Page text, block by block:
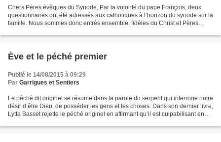
Chers Pères évêques du Synode, Par la volonté du pape François, deux
questionnaires ont été adressés aux catholiques à l’horizon du synode sur la
famille. Nous sommes donc entrés ensemble, fidèles du Christ et Pères
Ève et le péché premier
Publié le 14/08/2015 à 09:29
Par Garrigues et Sentiers
Le péché dit originel se résume dans la parole du serpent qui interroge notre
désir d’être Dieu, de posséder les gens et les choses. Dans son dernier livre,
Lytta Basset rejette le péché originel en affirmant qu’il est culpabilisant en